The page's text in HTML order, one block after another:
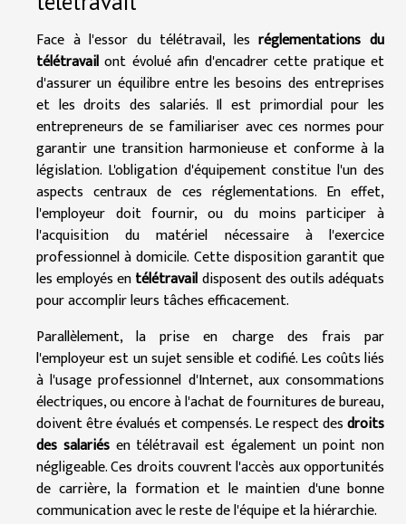
Face à l'essor du télétravail, lesréglementations du
télétravail ont évolué afin d'encadrer cette pratique et
d'assurer un équilibre entre les besoins des entreprises
et les droits des salariés. Il est primordial pour les
entrepreneurs de se familiariser avec ces normes pour
garantir une transition harmonieuse et conforme à la
législation. L'obligation d'équipement constitue l'un des
aspects centraux de ces réglementations. En effet,
l'employeur doit fournir, ou du moins participer à
l'acquisition du matériel nécessaire à l'exercice
professionnel à domicile. Cette disposition garantit que
les employés entélétravaildisposent des outils adéquats
pour accomplir leurs tâches efficacement.
Parallèlement, la prise en charge des frais par
l'employeur est un sujet sensible et codifié. Les coûts liés
à l'usage professionnel d'Internet, aux consommations
électriques, ou encore à l'achat de fournitures de bureau,
doivent être évalués et compensés. Le respect desdroits
des salariésen télétravail est également un point non
négligeable. Ces droits couvrent l'accès aux opportunités
de carrière, la formation et le maintien d'une bonne
communication avec le reste de l'équipe et la hiérarchie.